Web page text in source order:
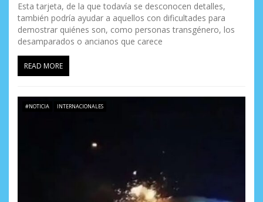
Esta tarjeta, de la que todavía se desconocen detalles,
también podría ayudar a aquellos con dificultades para
demostrar quiénes son, como personas transgénero, los
desamparados o ancianos que carece
READ MORE
#NOTICIA INTERNACIONALES